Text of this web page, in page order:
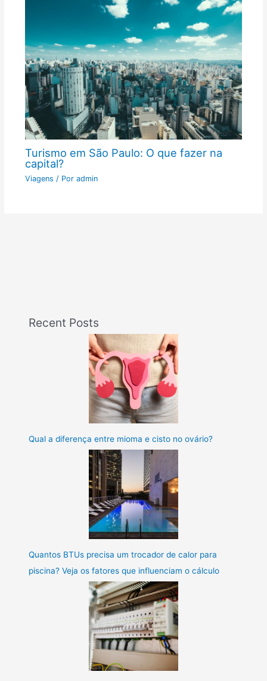
Turismo em São Paulo: O que fazer na
capital?
Viagens / Por admin
Recent Posts
Qual a diferença entre mioma e cisto no ovário?
Quantos BTUs precisa um trocador de calor para
piscina? Veja os fatores que influenciam o cálculo